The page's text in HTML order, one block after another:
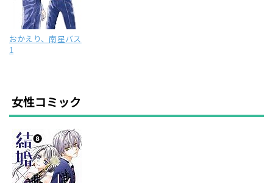
おかえり、南星バス
1
女性コミック